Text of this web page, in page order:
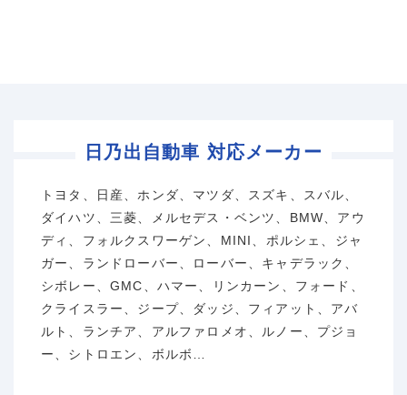
日乃出自動車 対応メーカー
トヨタ、日産、ホンダ、マツダ、スズキ、スバル、
ダイハツ、三菱、メルセデス・ベンツ、BMW、アウ
ディ、フォルクスワーゲン、MINI、ポルシェ、ジャ
ガー、ランドローバー、ローバー、キャデラック、
シボレー、GMC、ハマー、リンカーン、フォード、
クライスラー、ジープ、ダッジ、フィアット、アバ
ルト、ランチア、アルファロメオ、ルノー、プジョ
ー、シトロエン、ボルボ…